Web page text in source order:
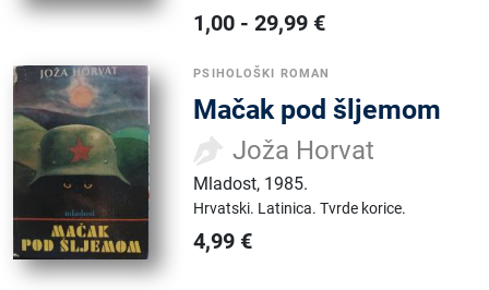
1,00 -29,99 €
PSIHOLOŠKI ROMAN
Mačak pod šljemom
Joža Horvat
Mladost, 1985.
Hrvatski. Latinica.Tvrde korice.
4,99 €